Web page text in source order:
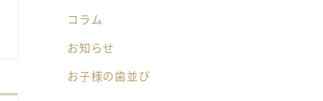
コラム
お知らせ
お子様の歯並び